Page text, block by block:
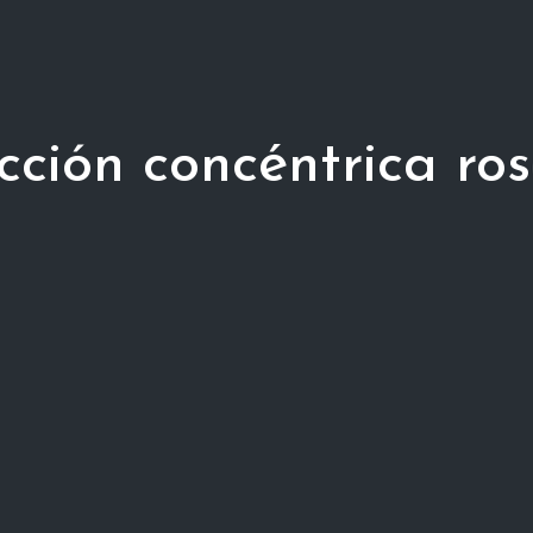
concéntrica